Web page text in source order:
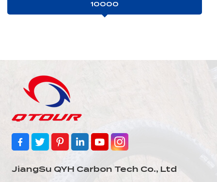
10000
JiangSu QYH Carbon Tech Co., Ltd